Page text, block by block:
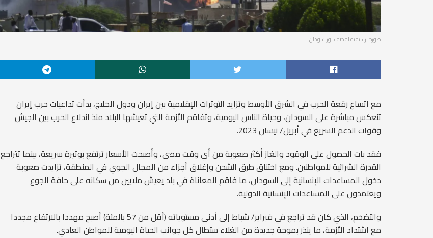
صورة ارشيفية لقصف بورتسودان
مع اتساع رقعة الحرب في الشرق الأوسط وتزايد التوترات الإقليمية بين إيران ودول الخليج، بدأت تداعيات حرب إيران
تنعكس مباشرة على السودان، وحياة الناس اليومية، وتفاقم الأزمة التي تعيشها البلاد منذ اندلاع الحرب بين الجيش
وقوات الدعم السريع في أبريل/ نيسان 2023.
فقد بات الحصول على الوقود والغاز أكثر صعوبة من أي وقت مضى، وأصبحت الأسعار ترتفع بوتيرة سريعة، بينما تتراجع
القدرة الشرائية للمواطنين. ومع اختناق طرق الشحن وإغلاق أجزاء من المجال الجوي في المنطقة، تزايدت صعوبة
دخول المساعدات الإنسانية إلى السودان، ما فاقم المعاناة في بلد يعيش ملايين من سكانه على حافة الجوع
ويعتمدون على المساعدات الإنسانية الدولية.
والتضخم، الذي كان قد تراجع في فبراير/ شباط إلى أدنى مستوياته (أقل من 57 بالمئة) أصبح مهددا بالارتفاع مجددا
مع اشتداد الأزمة، ما ينذر بموجة جديدة من الغلاء ستطال كل جوانب الحياة اليومية للمواطن العادي.